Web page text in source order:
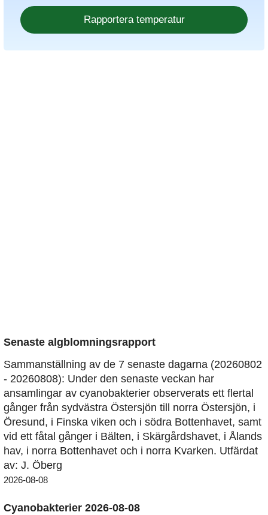
Senaste algblomningsrapport
Sammanställning av de 7 senaste dagarna (20260802
- 20260808): Under den senaste veckan har
ansamlingar av cyanobakterier observerats ett flertal
gånger från sydvästra Östersjön till norra Östersjön, i
Öresund, i Finska viken och i södra Bottenhavet, samt
vid ett fåtal gånger i Bälten, i Skärgårdshavet, i Ålands
hav, i norra Bottenhavet och i norra Kvarken. Utfärdat
av: J. Öberg
2026-08-08
Cyanobakterier 2026-08-08